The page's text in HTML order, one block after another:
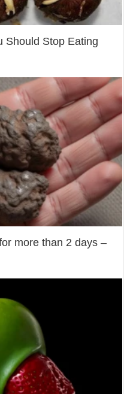
Should Stop Eating
more than 2 days –